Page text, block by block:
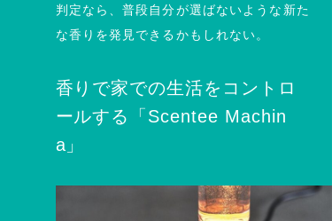
判定なら、普段自分が選ばないような新た
な香りを発見できるかもしれない。
香りで家での生活をコントロ
ールする「Scentee Machin
a」